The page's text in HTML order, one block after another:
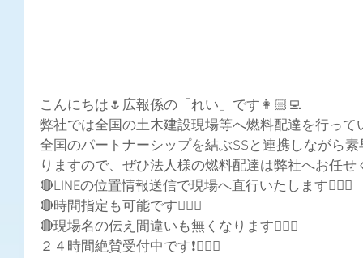
こんにちは🌷広報係の「れい」です👩🏻‍💻
弊社では全国の土木建設現場等へ燃料配達を行って
全国のパートナーシップを結ぶSSと連携しながら
りますので、ぜひ法人様の燃料配達は弊社へお任せく
🔴LINEの位置情報送信で現場へ直行いたします👍🏻✨
🔴時間指定も可能です👍🏻✨
🔴現場名の伝え間違いも無くなります👍🏻✨
２４時間絶賛受付中です❗🙆🏻‍♀️